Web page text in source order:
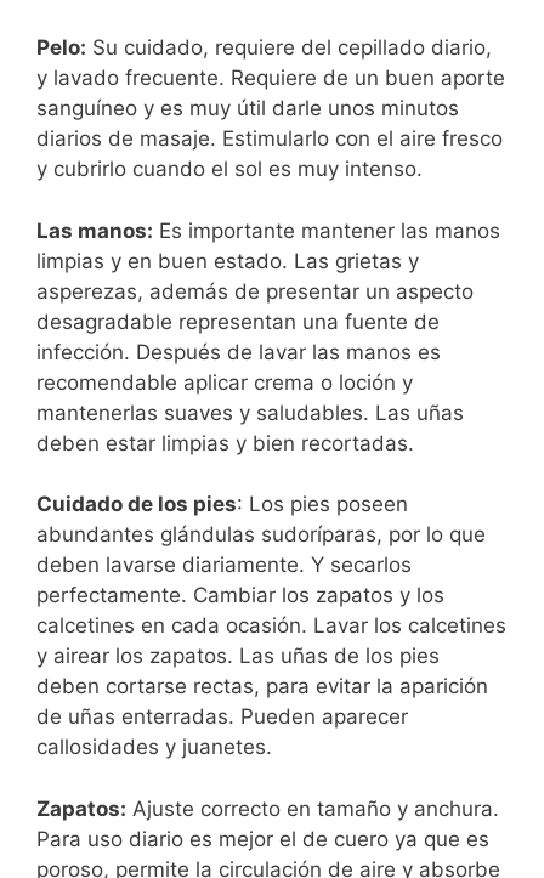
Pelo: Su cuidado, requiere del cepillado diario,
y lavado frecuente. Requiere de un buen aporte
sanguíneo y es muy útil darle unos minutos
diarios de masaje. Estimularlo con el aire fresco
y cubrirlo cuando el sol es muy intenso.
Las manos: Es importante mantener las manos
limpias y en buen estado. Las grietas y
asperezas, además de presentar un aspecto
desagradable representan una fuente de
infección. Después de lavar las manos es
recomendable aplicar crema o loción y
mantenerlas suaves y saludables. Las uñas
deben estar limpias y bien recortadas.
Cuidado de los pies: Los pies poseen
abundantes glándulas sudoríparas, por lo que
deben lavarse diariamente. Y secarlos
perfectamente. Cambiar los zapatos y los
calcetines en cada ocasión. Lavar los calcetines
y airear los zapatos. Las uñas de los pies
deben cortarse rectas, para evitar la aparición
de uñas enterradas. Pueden aparecer
callosidades y juanetes.
Zapatos: Ajuste correcto en tamaño y anchura.
Para uso diario es mejor el de cuero ya que es
poroso, permite la circulación de aire y absorbe